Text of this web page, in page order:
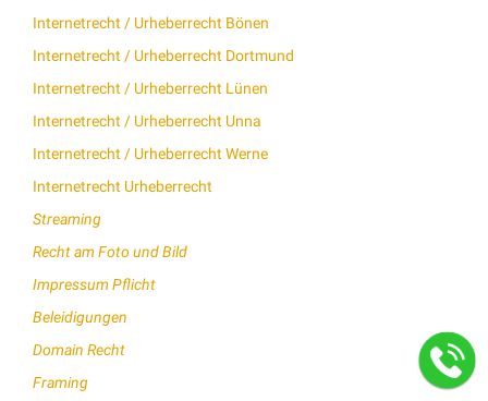
Internetrecht / Urheberrecht Bönen
Internetrecht / Urheberrecht Dortmund
Internetrecht / Urheberrecht Lünen
Internetrecht / Urheberrecht Unna
Internetrecht / Urheberrecht Werne
Internetrecht Urheberrecht
Streaming
Recht am Foto und Bild
Impressum Pflicht
Beleidigungen
Domain Recht
Framing